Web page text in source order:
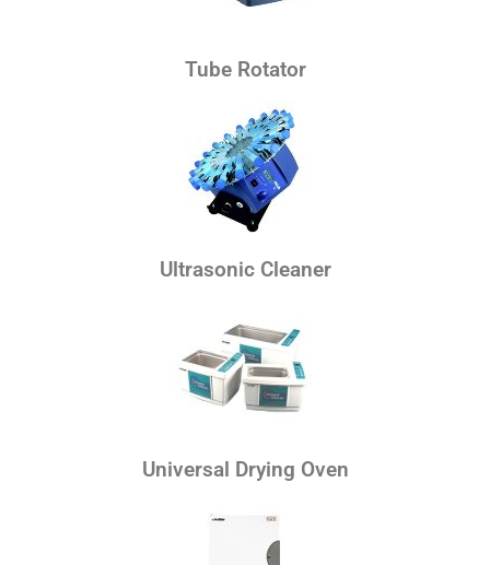
Tube Rotator
Ultrasonic Cleaner
Universal Drying Oven